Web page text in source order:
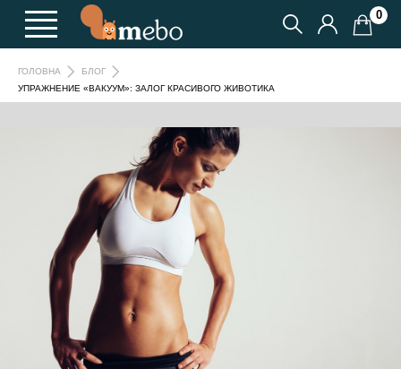
0
ГОЛОВНА
БЛОГ
УПРАЖНЕНИЕ «ВАКУУМ»: ЗАЛОГ КРАСИВОГО ЖИВОТИКА